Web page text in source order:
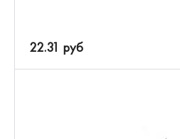
22.31 руб